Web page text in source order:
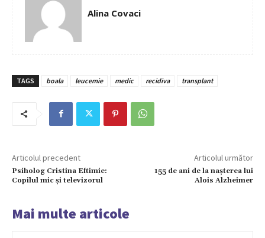
Alina Covaci
TAGS boala leucemie medic recidiva transplant
Articolul precedent
Psiholog Cristina Eftimie:
Copilul mic și televizorul
Articolul următor
155 de ani de la nașterea lui
Alois Alzheimer
Mai multe articole